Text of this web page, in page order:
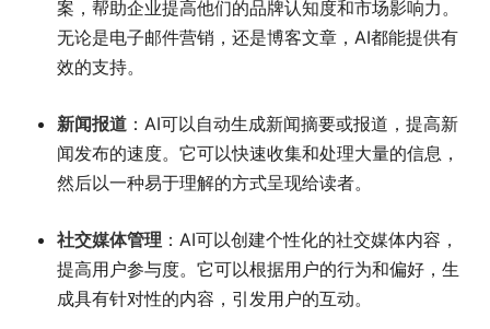
案，帮助企业提高他们的品牌认知度和市场影响力。
无论是电子邮件营销，还是博客文章，AI都能提供有
效的支持。
新闻报道 ：AI可以自动生成新闻摘要或报道，提高新
闻发布的速度。它可以快速收集和处理大量的信息，
然后以一种易于理解的方式呈现给读者。
社交媒体管理 ：AI可以创建个性化的社交媒体内容，
提高用户参与度。它可以根据用户的行为和偏好，生
成具有针对性的内容，引发用户的互动。